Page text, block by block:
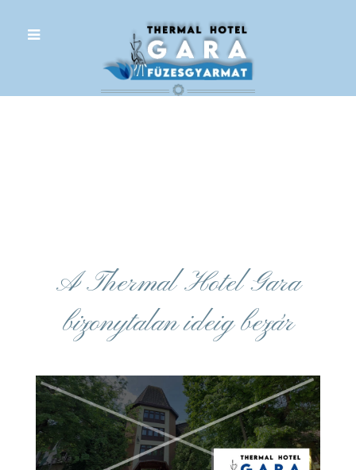
A Thermal Hotel Gara
bizonytalan ideig bezár